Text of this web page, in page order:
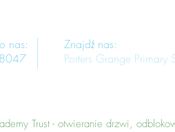
nas:
Znajdź nas:
Porters Grange
Trust - otwieranie drzwi,